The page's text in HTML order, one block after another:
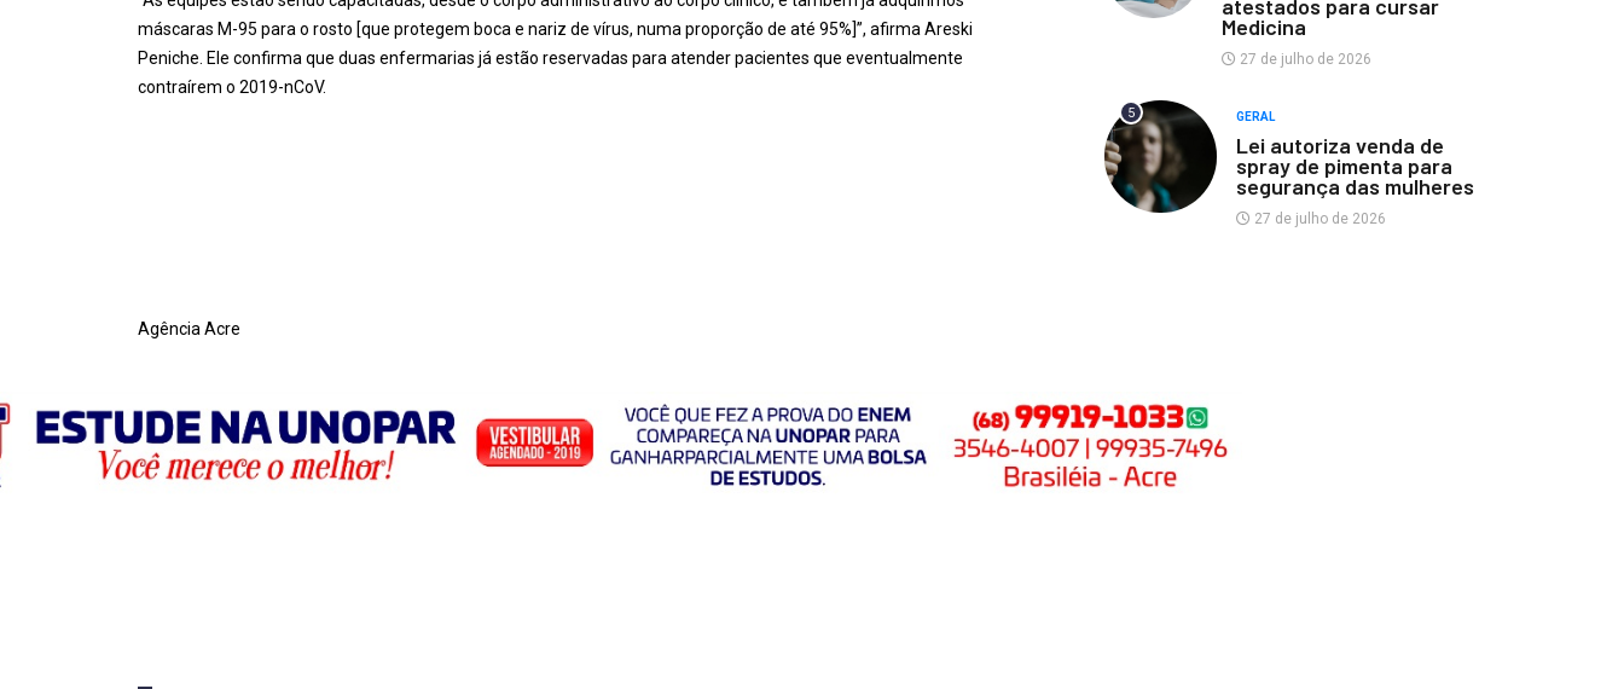
máscaras M-95 para o rosto [que protegem boca e nariz de vírus, numa proporção de até 95%]”, afirma Areski
Peniche. Ele confirma que duas enfermarias já estão reservadas para atender pacientes que eventualmente
contraírem o 2019-nCoV.
Agência Acre
atestados para cursar
Medicina
27 de julho de 2026
5 GERAL
Lei autoriza venda de
spray de pimenta para
segurança das mulheres
27 de julho de 2026